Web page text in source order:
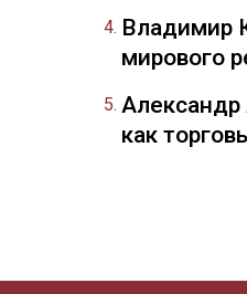
Владимир
мирового
Александр
как